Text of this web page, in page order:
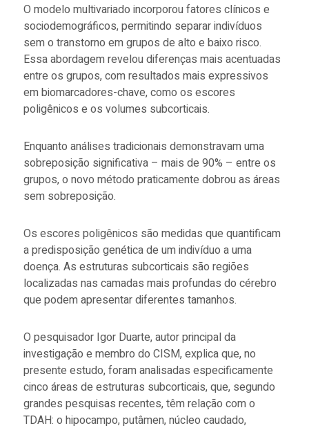
O modelo multivariado incorporou fatores clínicos e
sociodemográficos, permitindo separar indivíduos
sem o transtorno em grupos de alto e baixo risco.
Essa abordagem revelou diferenças mais acentuadas
entre os grupos, com resultados mais expressivos
em biomarcadores-chave, como os escores
poligênicos e os volumes subcorticais.
Enquanto análises tradicionais demonstravam uma
sobreposição significativa – mais de 90% – entre os
grupos, o novo método praticamente dobrou as áreas
sem sobreposição.
Os escores poligênicos são medidas que quantificam
a predisposição genética de um indivíduo a uma
doença. As estruturas subcorticais são regiões
localizadas nas camadas mais profundas do cérebro
que podem apresentar diferentes tamanhos.
O pesquisador Igor Duarte, autor principal da
investigação e membro do CISM, explica que, no
presente estudo, foram analisadas especificamente
cinco áreas de estruturas subcorticais, que, segundo
grandes pesquisas recentes, têm relação com o
TDAH: o hipocampo, putâmen, núcleo caudado,